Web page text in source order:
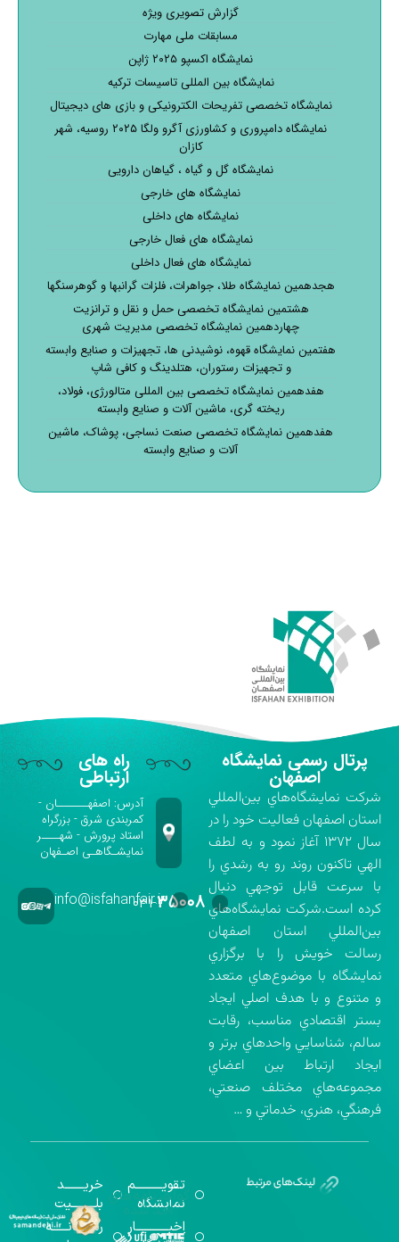
گزارش تصویری ویژه
مسابقات ملی مهارت
نمایشگاه اکسپو ۲۰۲۵ ژاپن
نمایشگاه بین المللی تاسیسات ترکیه
نمایشگاه تخصصی تفریحات الکترونیکی و بازی های دیجیتال
نمایشگاه دامپروری و کشاورزی آگرو ولگا ۲۰۲۵ روسیه، شهر
کازان
نمایشگاه گل و گیاه ، گیاهان دارویی
نمایشگاه های خارجی
نمایشگاه های داخلی
نمایشگاه های فعال خارجی
نمایشگاه های فعال داخلی
هجدهمین نمایشگاه طلا، جواهرات، فلزات گرانبها و گوهرسنگها
هشتمین نمایشگاه تخصصی حمل و نقل و ترانزیت
چهاردهمین نمایشگاه تخصصی مدیریت شهری
هفتمین نمایشگاه قهوه، نوشیدنی ها، تجهیزات و صنایع وابسته
و تجهیزات رستوران، هتلدینگ و کافی شاپ
هفدهمین نمایشگاه تخصصی بین المللی متالورژی، فولاد،
ریخته گری، ماشین آلات و صنایع وابسته
هفدهمین نمایشگاه تخصصی صنعت نساجی، پوشاک، ماشین
آلات و صنایع وابسته
پرتال رسمی نمایشگاه
اصفهان
شركت نمايشگاه‌هاي بين‌المللي
استان اصفهان فعاليت خود را در
سال ۱۳۷۲ آغاز نمود و به لطف
الهي تاكنون روند رو به رشدي را
با سرعت قابل توجهي دنبال
كرده است.شركت نمايشگاه‌هاي
بين‌المللي استان اصفهان
رسالت خويش را با برگزاري
نمايشگاه با موضوع‌هاي متعدد
و متنوع و با هدف اصلي ايجاد
بستر اقتصادي مناسب، رقابت
سالم، شناسايي واحدهاي برتر و
ايجاد ارتباط بين اعضاي
مجموعه‌هاي مختلف صنعتي،
فرهنگي، هنري، خدماتي و …
راه های
ارتباطی
آدرس: اصفهـــــــان -
کمربندی شرق - بزرگراه
استاد پرورش - شهــــر
نمایشـگاهـی اصـفهان
۰۳۱-۳۵۰۰۸info@isfahanfair.ir
تقویــــــــــم
نمایشگاه
اخبــــــــــــار
خریـــــــد
بلـــــــــیت
رســـــانــــــه
گواهینامه‌های
اخذ شده